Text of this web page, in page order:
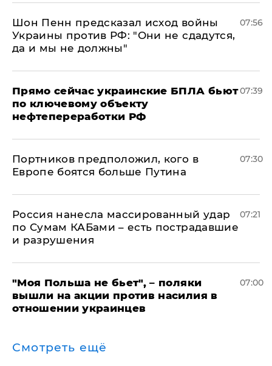
Шон Пенн предсказал исход войны
Украины против РФ: "Они не сдадутся,
да и мы не должны"
07:56
Прямо сейчас украинские БПЛА бьют
по ключевому объекту
нефтепереработки РФ
07:39
Портников предположил, кого в
Европе боятся больше Путина
07:30
Россия нанесла массированный удар
по Сумам КАБами – есть пострадавшие
и разрушения
07:21
"Моя Польша не бьет", – поляки
вышли на акции против насилия в
отношении украинцев
07:00
Смотреть ещё